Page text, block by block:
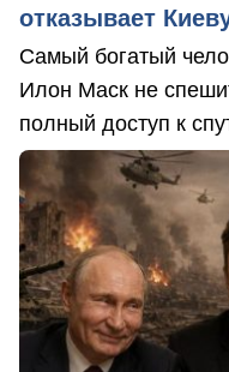
отказывает
Самый богатый
Илон Маск не
полный доступ к